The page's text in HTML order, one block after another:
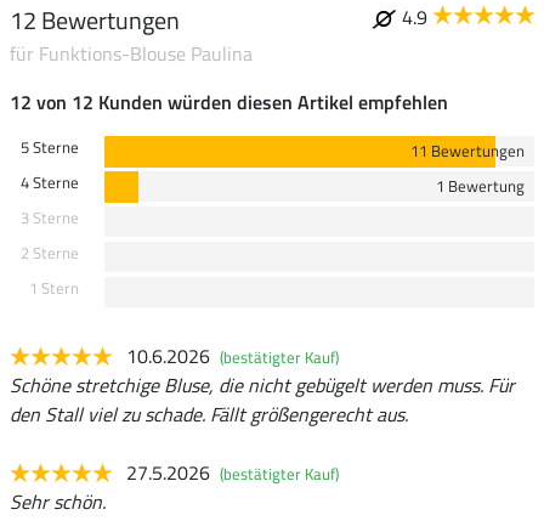
12 Bewertungen
4.9
für Funktions-Blouse Paulina
12 von 12 Kunden würden diesen Artikel empfehlen
5 Sterne
11 Bewertungen
4 Sterne
1 Bewertung
3 Sterne
2 Sterne
1 Stern
10.6.2026 (bestätigter Kauf)
Schöne stretchige Bluse, die nicht gebügelt werden muss. Für
den Stall viel zu schade. Fällt größengerecht aus.
27.5.2026 (bestätigter Kauf)
Sehr schön.